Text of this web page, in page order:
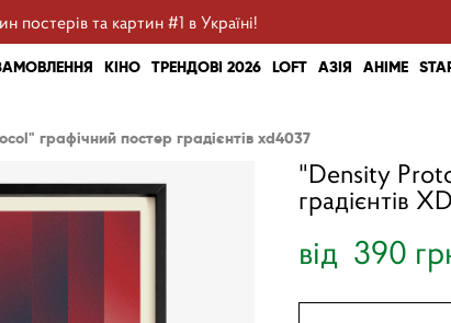
постерів та картин #1 в Україні!
КІНО ТРЕНДОВІ 2026 LOFT АЗІЯ АНІМЕ
графічний постер градієнтів xd4037
"Density
градієнтів
від 390